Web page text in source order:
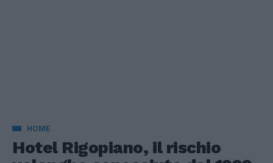
HOME
Hotel Rigopiano, il rischio